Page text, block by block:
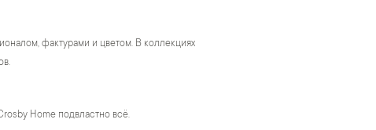
фактурами и цветом. В коллекциях
Home подвластно всё.